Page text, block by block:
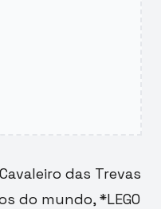
das Trevas
do mundo, *LEGO